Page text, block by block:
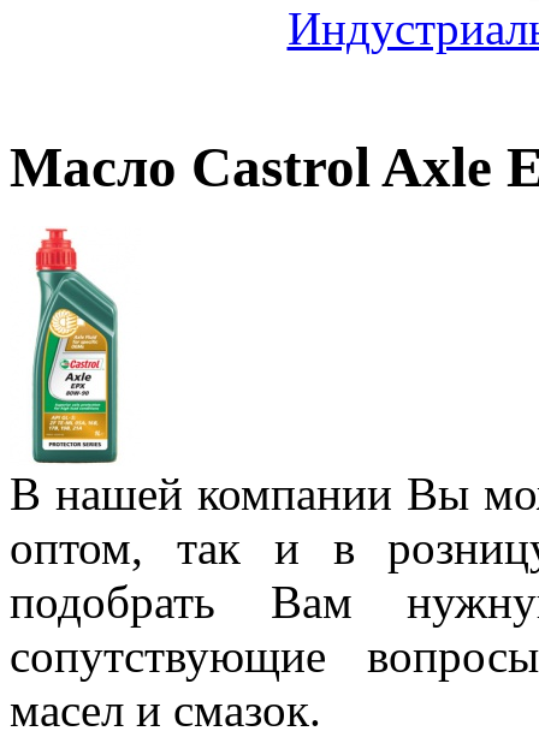
Масло Castrol Axle
В нашей компании Вы
оптом, так и в
подобрать Вам
сопутствующие
масел и смазок.